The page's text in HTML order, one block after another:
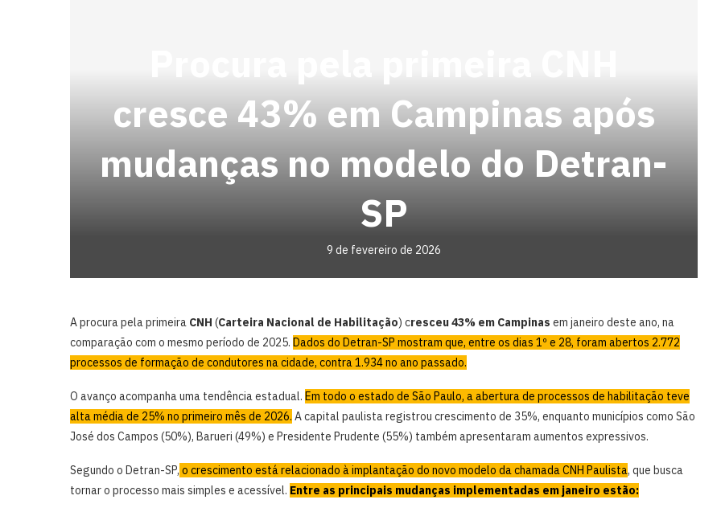
cresce 43% em Campinas após
mudanças no modelo do Detran-
SP
9 de fevereiro de 2026
A procura pela primeira CNH (Carteira Nacional de Habilitação) cresceu 43% em Campinas em janeiro deste ano, na
comparação com o mesmo período de 2025. Dados do Detran-SP mostram que, entre os dias 1º e 28, foram abertos 2.772
processos de formação de condutores na cidade, contra 1.934 no ano passado.
O avanço acompanha uma tendência estadual. Em todo o estado de São Paulo, a abertura de processos de habilitação teve
alta média de 25% no primeiro mês de 2026. A capital paulista registrou crescimento de 35%, enquanto municípios como São
José dos Campos (50%), Barueri (49%) e Presidente Prudente (55%) também apresentaram aumentos expressivos.
Segundo o Detran-SP, o crescimento está relacionado à implantação do novo modelo da chamada CNH Paulista, que busca
tornar o processo mais simples e acessível. Entre as principais mudanças implementadas em janeiro estão: